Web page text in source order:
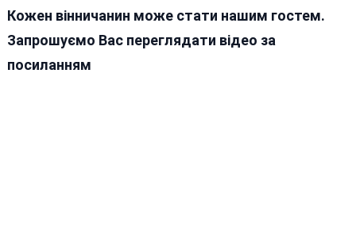
Кожен вінничанин може стати нашим гостем.
Запрошуємо Вас переглядати відео за
посиланням